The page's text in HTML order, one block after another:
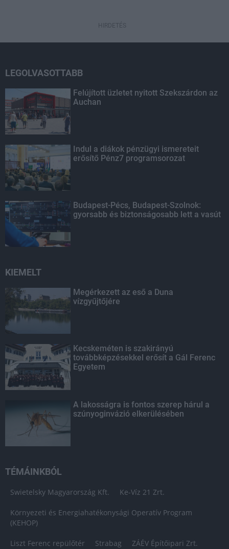
HIRDETÉS
LEGOLVASOTTABB
Felújított üzletet nyitott Szekszárdon az
Auchan
Indul a diákok pénzügyi ismereteit
erősítő Pénz7 programsorozat
Budapest-Pécs, Budapest-Szolnok:
gyorsabb és biztonságosabb lett a vasút
KIEMELT
Megérkezett az eső a Duna
vízgyűjtőjére
Kecskeméten is szakirányú
továbbképzésekkel erősít a Gál Ferenc
Egyetem
A lakosságra is fontos szerep hárul a
szúnyoginvázió elkerülésében
TÉMÁINKBÓL
Swietelsky Magyarország Kft. Ke-Víz 21 Zrt.
Környezeti és Energiahatékonysági Operatív Program
(KEHOP)
Liszt Ferenc repülőtér Strabag ZÁÉV Építőipari Zrt.